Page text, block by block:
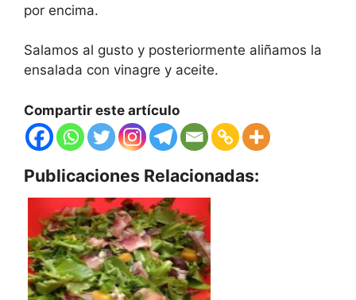
por encima.
Salamos al gusto y posteriormente aliñamos la
ensalada con vinagre y aceite.
Compartir este artículo
Publicaciones Relacionadas: